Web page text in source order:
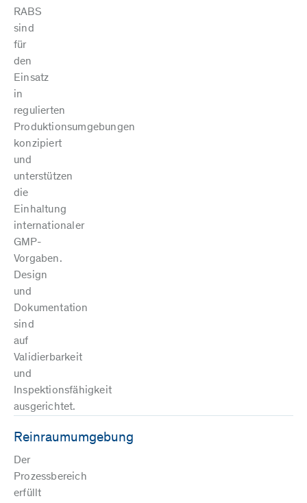
RABS
sind
für
den
Einsatz
in
regulierten
Produktionsumgebungen
konzipiert
und
unterstützen
die
Einhaltung
internationaler
GMP-
Vorgaben.
Design
und
Dokumentation
sind
auf
Validierbarkeit
und
Inspektionsfähigkeit
ausgerichtet.
Reinraumumgebung
Der
Prozessbereich
erfüllt